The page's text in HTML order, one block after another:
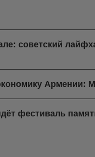
советский
Армении:
фестиваль